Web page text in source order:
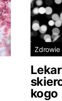
Zdrowie
kogo